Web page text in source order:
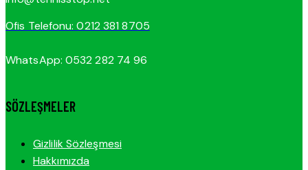
Ofis Telefonu: 0212 381 8705
WhatsApp: 0532 282 74 96
SÖZLEŞMELER
Gizlilik Sözleşmesi
Hakkımızda